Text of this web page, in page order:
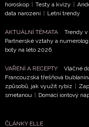
horoskop | Testy a kvízy |
data narození | Letní trendy
AKTUÁLNÍ TÉMATA Trendy
Partnerské vztahy a
boty na léto 2026
VAŘENÍ A RECEPTY Vláčné
Francouzská třešňová
způsobů, jak využít rybíz |
smetanou | Domácí iontový
ČLÁNKY ELLE